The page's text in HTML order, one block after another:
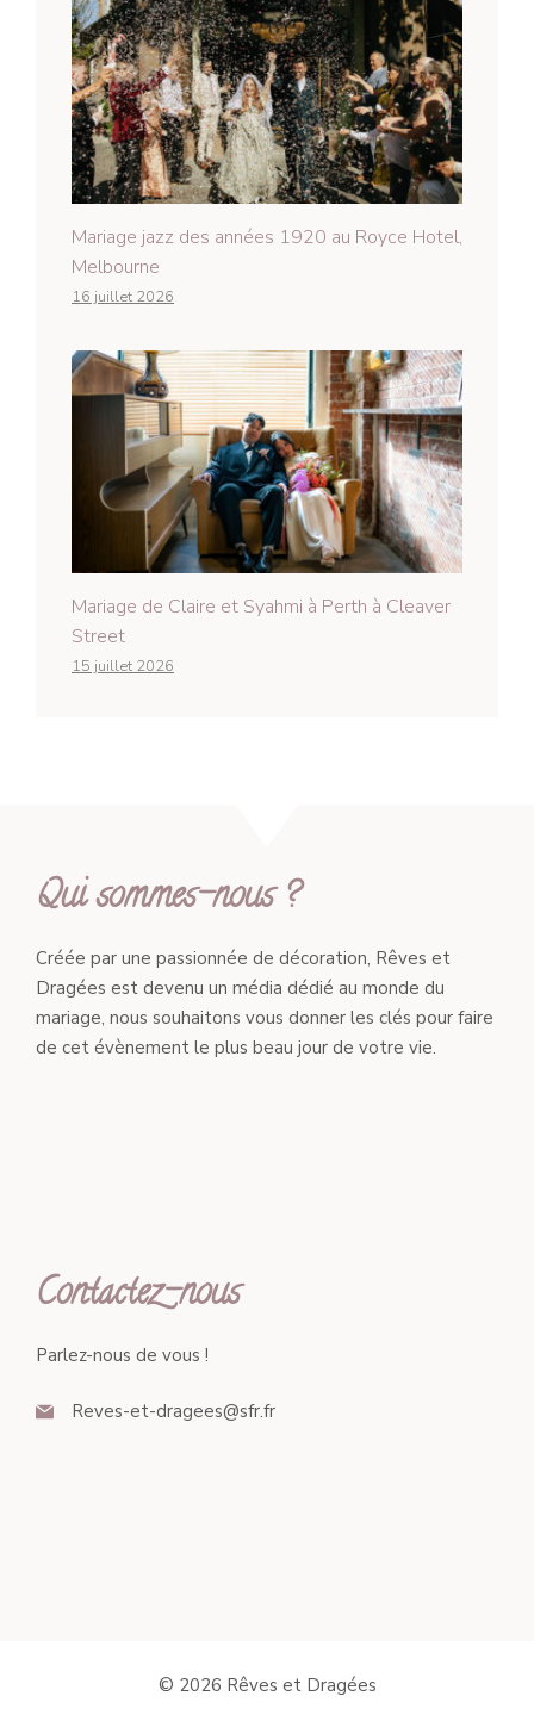
Mariage jazz des années 1920 au Royce Hotel,
Melbourne
16 juillet 2026
Mariage de Claire et Syahmi à Perth à Cleaver
Street
15 juillet 2026
Qui sommes-nous ?
Créée par une passionnée de décoration, Rêves et
Dragées est devenu un média dédié au monde du
mariage, nous souhaitons vous donner les clés pour faire
de cet évènement le plus beau jour de votre vie.
Contactez-nous
Parlez-nous de vous !
Reves-et-dragees@sfr.fr
© 2026 Rêves et Dragées